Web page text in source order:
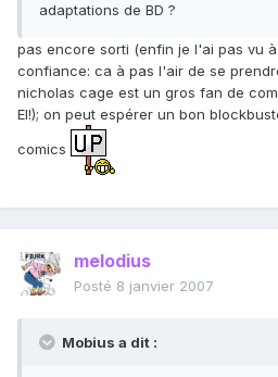
adaptations de BD ?
pas encore sorti (enfin je l'ai pas vu
confiance: ca à pas l'air de se
nicholas cage est un gros fan de
El!); on peut espérer un bon
comics
melodius
Posté 8 janvier 2007
Mobius a dit :